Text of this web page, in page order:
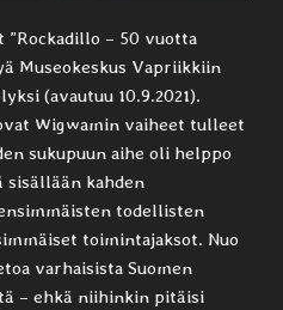
– 50 vuotta
Museokeskus Vapriikkiin
(avautuu 10.9.2021).
Wigwamin vaiheet tulleet
sukupuun aihe oli helppo
sisällään kahden
todellisten
toimintajaksot. Nuo
varhaisista Suomen
– ehkä niihinkin pitäisi